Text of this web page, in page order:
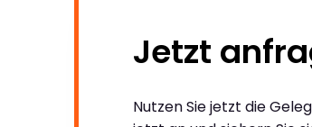
Jetzt
Nutzen Sie jetzt die